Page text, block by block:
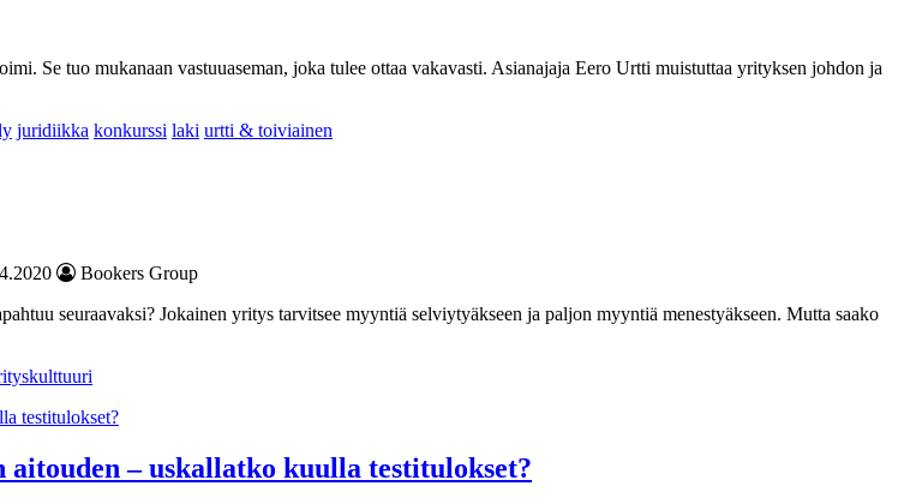
Se tuo mukanaan vastuuaseman, joka tulee ottaa vakavasti. Asianajaja Eero Urtti muistuttaa yrityksen johdon ja
juridiikka konkurssi laki urtti & toiviainen
Bookers Group
seuraavaksi? Jokainen yritys tarvitsee myyntiä selviytyäkseen ja paljon myyntiä menestyäkseen. Mutta saako
– uskallatko kuulla testitulokset?